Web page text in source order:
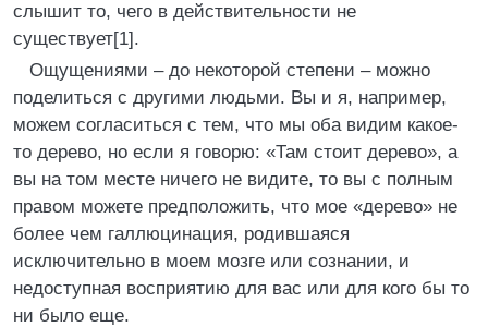
слышит то, чего в действительности не
существует[1].
Ощущениями – до некоторой степени – можно
поделиться с другими людьми. Вы и я, например,
можем согласиться с тем, что мы оба видим какое-
то дерево, но если я говорю: «Там стоит дерево», а
вы на том месте ничего не видите, то вы с полным
правом можете предположить, что мое «дерево» не
более чем галлюцинация, родившаяся
исключительно в моем мозге или сознании, и
недоступная восприятию для вас или для кого бы то
ни было еще.